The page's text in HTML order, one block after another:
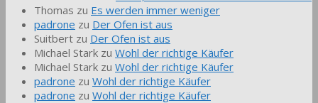
Thomas zu Es werden immer weniger
padrone zu Der Ofen ist aus
Suitbert zu Der Ofen ist aus
Michael Stark zu Wohl der richtige Käufer
Michael Stark zu Wohl der richtige Käufer
padrone zu Wohl der richtige Käufer
padrone zu Wohl der richtige Käufer